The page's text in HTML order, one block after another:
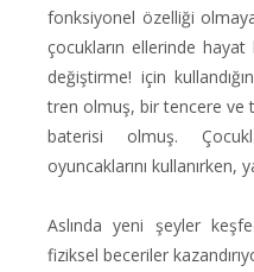
fonksiyonel özelliği
çocukların ellerinde hayat
değiştirme! için
tren olmuş, bir tencere ve
baterisi olmuş.
oyuncaklarını kullanırken,
Aslında yeni şeyler
fiziksel beceriler